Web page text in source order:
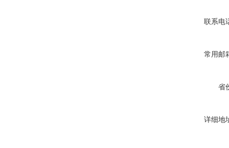
联系电
常用邮
省
详细地